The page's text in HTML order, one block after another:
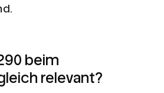
beim
relevant?